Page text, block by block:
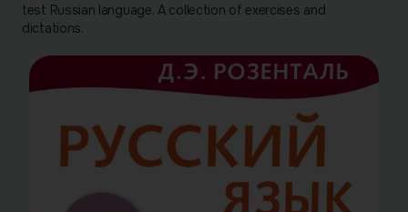
test Russian language. A collection of exercises and
dictations.